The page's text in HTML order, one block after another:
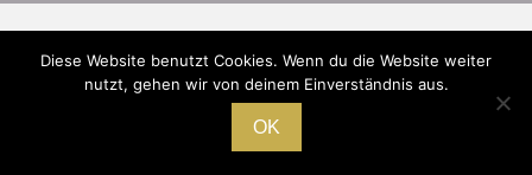
Diese Website benutzt Cookies. Wenn du die Website weiter
nutzt, gehen wir von deinem Einverständnis aus.
OK